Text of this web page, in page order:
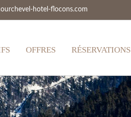
hotel-flocons.com
OFFRES RÉSERVATIONS